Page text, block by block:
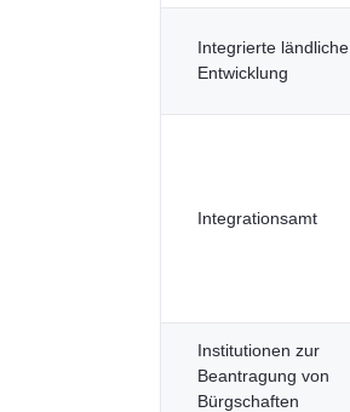
Integrierte ländliche
Entwicklung
Integrationsamt
Institutionen zur
Beantragung von
Bürgschaften